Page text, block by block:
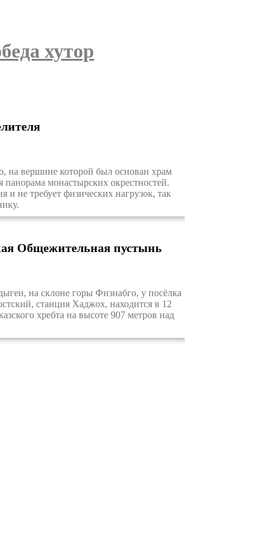
хутор
на вершине которой был основан храм
монастырских окрестностей.
не требует физических нагрузок, так
Общежительная пустынь
на склоне горы Физиабго, у посёлка
станция Хаджох, находится в 12
хребта на высоте 907 метров над